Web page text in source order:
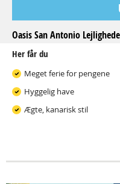
Oasis San Antonio
Her får du
Meget ferie for pengene
Hyggelig have
Ægte, kanarisk stil